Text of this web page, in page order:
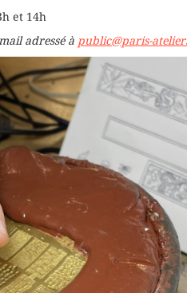
et 14h
adressé à public@paris-